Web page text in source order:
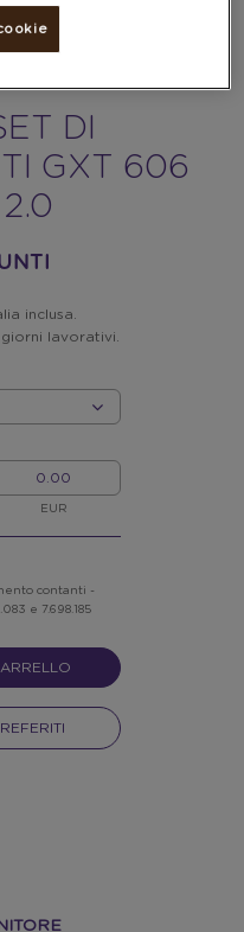
DI
GXT 606
inclusa.
lavorativi.
EUR
contanti -
e 7.698.185